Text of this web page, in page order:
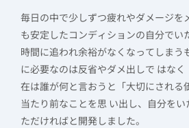
毎日の中で少しずつ疲れやダメージを
も安定したコンディションの自分でい
時間に追われ余裕がなくなってしまう
に必要なのは反省やダメ出しで はな
在は誰が何と言おうと「大切にされる
当たり前なことを思 い出し、自分を
ただければと開発しました。